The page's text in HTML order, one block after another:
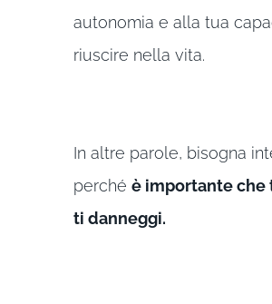
autonomia e alla tua
riuscire nella vita.
In altre parole, bisogna
perché è importante che
ti danneggi.